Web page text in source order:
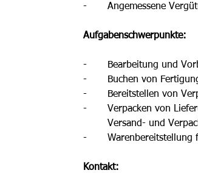
-	Angemessene
Aufgabenschwerpunkte:
-	Bearbeitung und
-	Buchen von
-	Bereitstellen von
-	Verpacken von
Versand- und
-
Kontakt: